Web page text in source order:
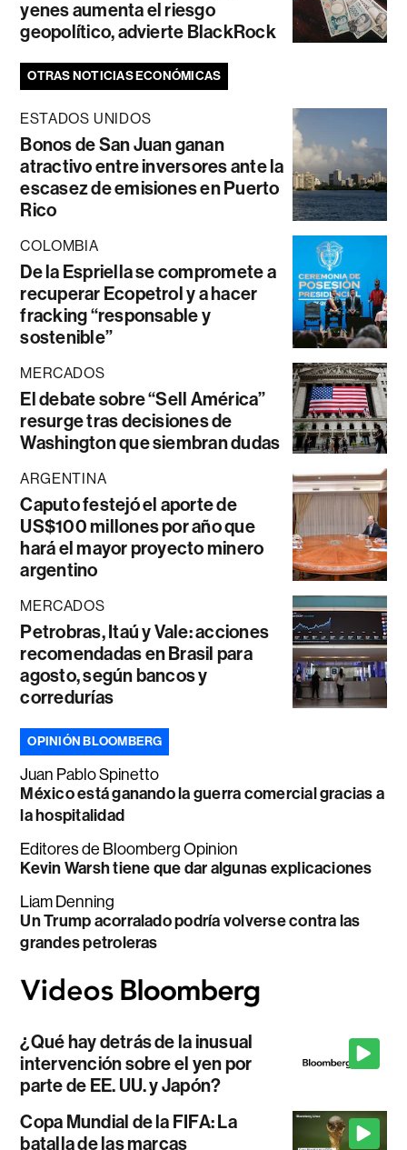
yenes aumenta el riesgo
geopolítico, advierte BlackRock
OTRAS NOTICIAS ECONÓMICAS
ESTADOS UNIDOS
Bonos de San Juan ganan
atractivo entre inversores ante la
escasez de emisiones en Puerto
Rico
COLOMBIA
De la Espriella se compromete a
recuperar Ecopetrol y a hacer
fracking “responsable y
sostenible”
MERCADOS
El debate sobre “Sell América”
resurge tras decisiones de
Washington que siembran dudas
ARGENTINA
Caputo festejó el aporte de
US$100 millones por año que
hará el mayor proyecto minero
argentino
MERCADOS
Petrobras, Itaú y Vale: acciones
recomendadas en Brasil para
agosto, según bancos y
corredurías
OPINIÓN BLOOMBERG
Juan Pablo Spinetto
México está ganando la guerra comercial gracias a
la hospitalidad
Editores de Bloomberg Opinion
Kevin Warsh tiene que dar algunas explicaciones
Liam Denning
Un Trump acorralado podría volverse contra las
grandes petroleras
¿Qué hay detrás de la inusual
intervención sobre el yen por
parte de EE. UU. y Japón?
Copa Mundial de la FIFA: La
batalla de las marcas